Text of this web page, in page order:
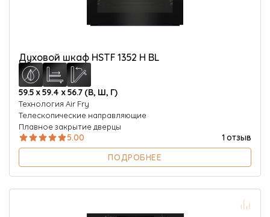
Духовой шкаф HSTF 1352 H BL
59.5 х 59.4 х 56.7 (В, Ш, Г)
Технология Air Fry
Телескопические направляющие
Плавное закрытие дверцы
5.00
1 отзыв
ПОДРОБНЕЕ